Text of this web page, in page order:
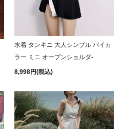
水着 タンキニ 大人シンプル バイカ
ラー ミニ オープンショルダ-
8,998円(税込)